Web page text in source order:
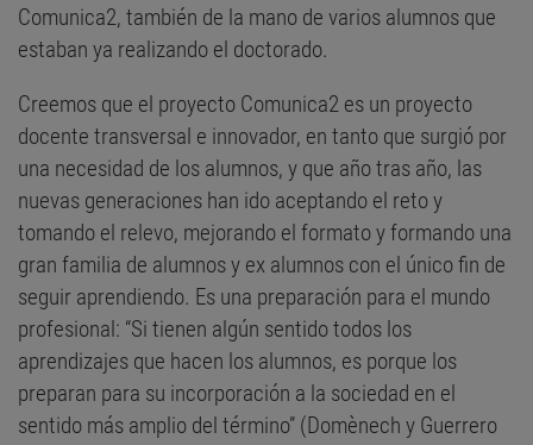
Comunica2, también de la mano de varios alumnos que
estaban ya realizando el doctorado.
Creemos que el proyecto Comunica2 es un proyecto
docente transversal e innovador, en tanto que surgió por
una necesidad de los alumnos, y que año tras año, las
nuevas generaciones han ido aceptando el reto y
tomando el relevo, mejorando el formato y formando una
gran familia de alumnos y ex alumnos con el único fin de
seguir aprendiendo. Es una preparación para el mundo
profesional: “Si tienen algún sentido todos los
aprendizajes que hacen los alumnos, es porque los
preparan para su incorporación a la sociedad en el
sentido más amplio del término” (Domènech y Guerrero